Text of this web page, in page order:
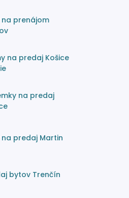
na prenájom
na predaj Košice
na predaj
na predaj Martin
bytov Trenčín